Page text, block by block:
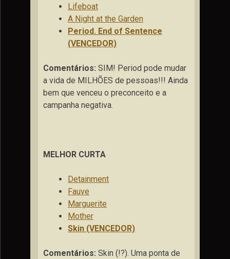
Lifeboat
A Night at the Garden
Period. End of Sentence
(VENCEDOR)
Comentários: SIM! Period pode mudar
a vida de MILHÕES de pessoas!!! Ainda
bem que venceu o preconceito e a
campanha negativa.
MELHOR CURTA
Detainment
Fauve
Marguerite
Mother
Skin (VENCEDOR)
Comentários: Skin (!?). Uma ponta de